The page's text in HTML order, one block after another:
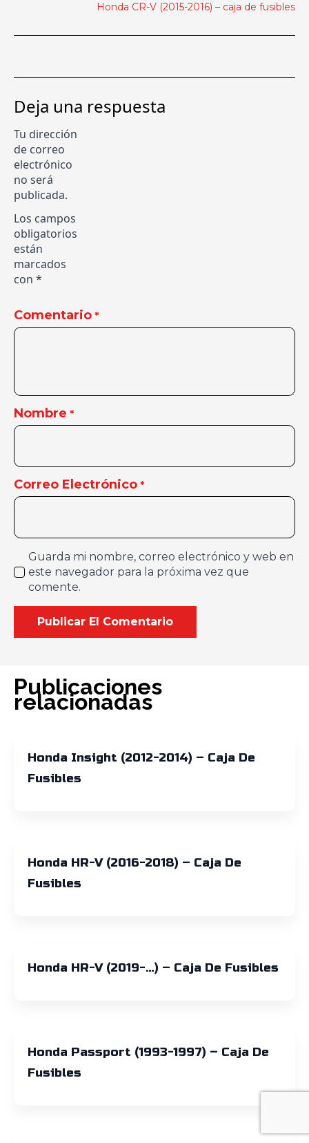
Honda CR-V (2015-2016) – caja de fusibles
Deja una respuesta
Tu dirección
de correo
electrónico
no será
publicada.
Los campos
obligatorios
están
marcados
con *
Comentario *
Nombre *
Correo Electrónico *
Guarda mi nombre, correo electrónico y web en
este navegador para la próxima vez que
comente.
Publicaciones
relacionadas
Honda Insight (2012-2014) – Caja De
Fusibles
Honda HR-V (2016-2018) – Caja De
Fusibles
Honda HR-V (2019-…) – Caja De Fusibles
Honda Passport (1993-1997) – Caja De
Fusibles